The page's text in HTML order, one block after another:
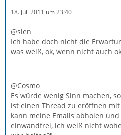
18. Juli 2011 um 23:40
@slen
Ich habe doch nicht die
was weiß, ok, wenn nicht auch
@Cosmo
Es würde wenig Sinn machen,
ist einen Thread zu eröffnen
kann meine Emails abholen
einwandfrei, ich weiß nicht